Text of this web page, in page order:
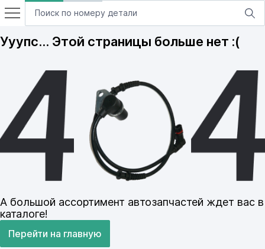
Ууупс… Этой страницы больше нет :(
А большой ассортимент автозапчастей ждет вас в
каталоге!
Перейти на главную